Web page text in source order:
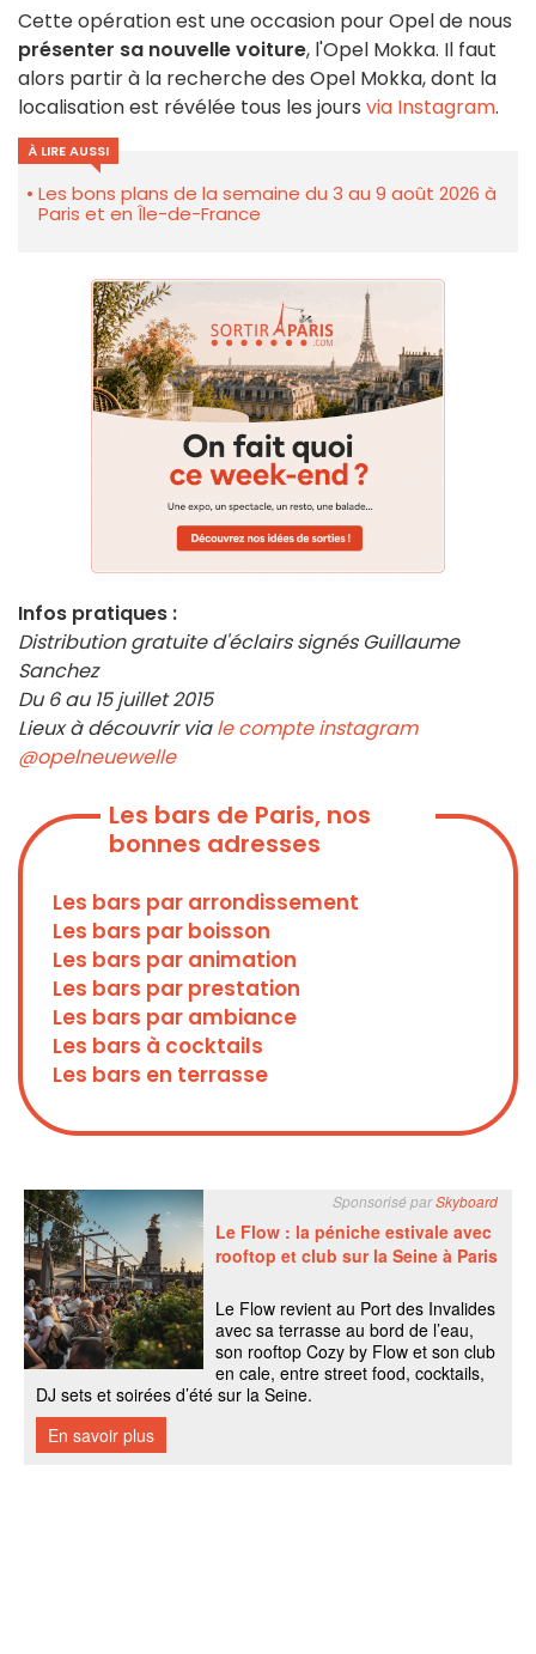
Cette opération est une occasion pour Opel de nous
présenter sa nouvelle voiture, l'Opel Mokka. Il faut
alors partir à la recherche des Opel Mokka, dont la
localisation est révélée tous les jours via Instagram.
À LIRE AUSSI
Les bons plans de la semaine du 3 au 9 août 2026 à
Paris et en Île-de-France
Infos pratiques :
Distribution gratuite d'éclairs signés Guillaume
Sanchez
Du 6 au 15 juillet 2015
Lieux à découvrir viale compte instagram
@opelneuewelle
Les bars de Paris, nos
bonnes adresses
Les bars par arrondissement
Les bars par boisson
Les bars par animation
Les bars par prestation
Les bars par ambiance
Les bars à cocktails
Les bars en terrasse